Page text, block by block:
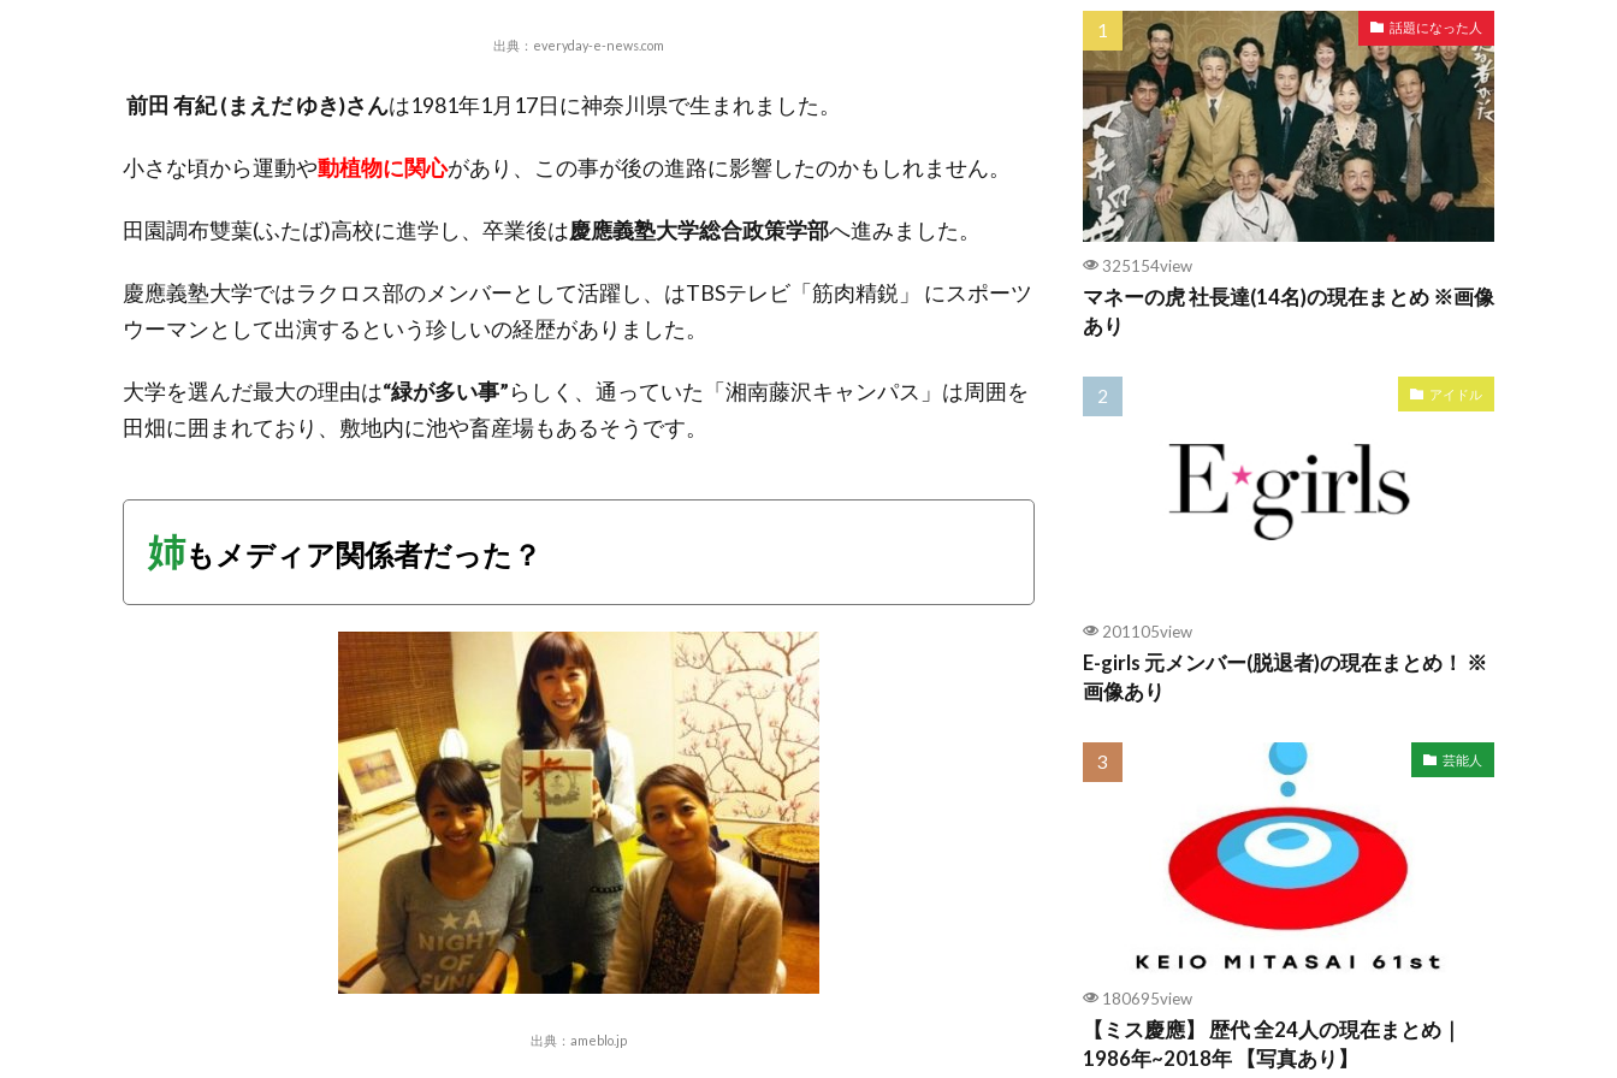
出典： everyday-e-news.com
前田 有紀 (まえだ ゆき)さんは1981年1月17日に神奈川県で生まれました。
小さな頃から運動や動植物に関心があり、この事が後の進路に影響したのかもしれません。
田園調布雙葉(ふたば)高校に進学し、卒業後は慶應義塾大学総合政策学部へ進みました。
慶應義塾大学ではラクロス部のメンバーとして活躍し、はTBSテレビ「筋肉精鋭」 にスポーツ
ウーマンとして出演するという珍しいの経歴がありました。
大学を選んだ最大の理由は“緑が多い事”らしく、通っていた「湘南藤沢キャンパス」は周囲を
田畑に囲まれており、敷地内に池や畜産場もあるそうです。
姉もメディア関係者だった？
出典： ameblo.jp
話題になった人
325154view
マネーの虎 社長達(14名)の現在まとめ ※画像
あり
アイドル
201105view
E-girls 元メンバー(脱退者)の現在まとめ！ ※
画像あり
芸能人
180695view
【ミス慶應】 歴代 全24人の現在まとめ｜
1986年~2018年 【写真あり】